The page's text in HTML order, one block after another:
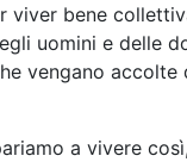
viver bene
uomini e delle
vengano
a vivere